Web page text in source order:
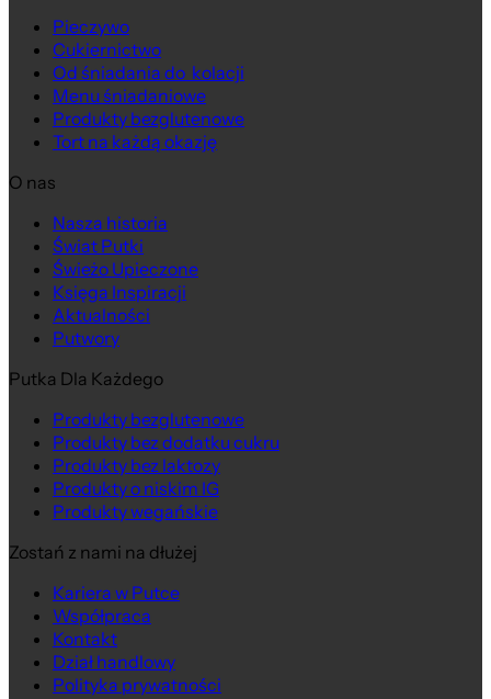
Pieczywo
Cukiernictwo
Od śniadania do kolacji
Menu śniadaniowe
Produkty bezglutenowe
Tort na każdą okazję
O nas
Nasza historia
Świat Putki
Świeżo Upieczone
Księga Inspiracji
Aktualności
Putwory
Putka Dla Każdego
Produkty bezglutenowe
Produkty bez dodatku cukru
Produkty bez laktozy
Produkty o niskim IG
Produkty wegańskie
Zostań z nami na dłużej
Kariera w Putce
Współpraca
Kontakt
Dział handlowy
Polityka prywatności